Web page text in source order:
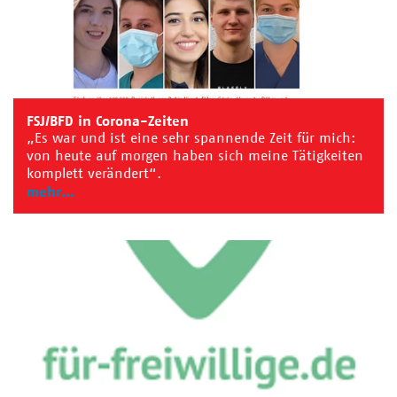
FSJ/BFD in Corona-Zeiten
„Es war und ist eine sehr spannende Zeit für mich:
von heute auf morgen haben sich meine Tätigkeiten
komplett verändert“.
mehr